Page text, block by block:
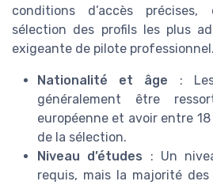
conditions d’accès
sélection des profils les plus
exigeante de pilote professionnel.
Nationalité et âge :
généralement être
européenne et avoir entre
de la sélection.
Niveau d’études : Un
requis, mais la majorité